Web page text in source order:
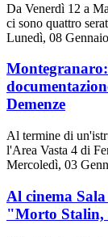
Da Venerdì 12 a
ci sono quattro
Lunedì, 08
Demenze
Al termine di
l'Area Vasta 4 di
Mercoledì, 03
Al cinema
"Morto Stalin,